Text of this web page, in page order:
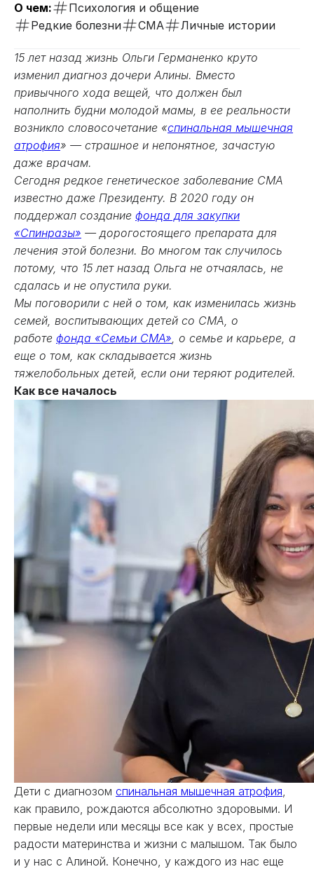
О чем:
Психология и общение
Редкие болезни
СМА Личные истории
15 лет назад жизнь Ольги Германенко круто
изменил диагноз дочери Алины. Вместо
привычного хода вещей, что должен был
наполнить будни молодой мамы, в ее реальности
возникло словосочетание «спинальная мышечная
атрофия» — страшное и непонятное, зачастую
даже врачам.
Сегодня редкое генетическое заболевание СМА
известно даже Президенту. В 2020 году он
поддержал создание фонда для закупки
«Спинразы» — дорогостоящего препарата для
лечения этой болезни. Во многом так случилось
потому, что 15 лет назад Ольга не отчаялась, не
сдалась и не опустила руки.
Мы поговорили с ней о том, как изменилась жизнь
семей, воспитывающих детей со СМА, о
работе фонда «Семьи СМА», о семье и карьере, а
еще о том, как складывается жизнь
тяжелобольных детей, если они теряют родителей.
Как все началось
Дети с диагнозом спинальная мышечная атрофия,
как правило, рождаются абсолютно здоровыми. И
первые недели или месяцы все как у всех, простые
радости материнства и жизни с малышом. Так было
и у нас с Алиной. Конечно, у каждого из нас еще